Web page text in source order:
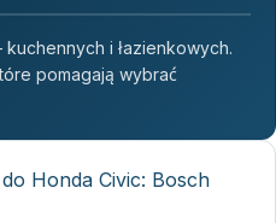
i łazienkowych.
pomagają wybrać
Honda Civic: Bosch